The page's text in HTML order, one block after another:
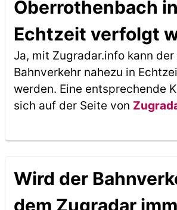
Oberrothenbach in
Echtzeit verfolgt
Ja, mit Zugradar.info kann
Bahnverkehr nahezu in
werden. Eine entsprechende
sich auf der Seite von
Wird der
dem Zugradar